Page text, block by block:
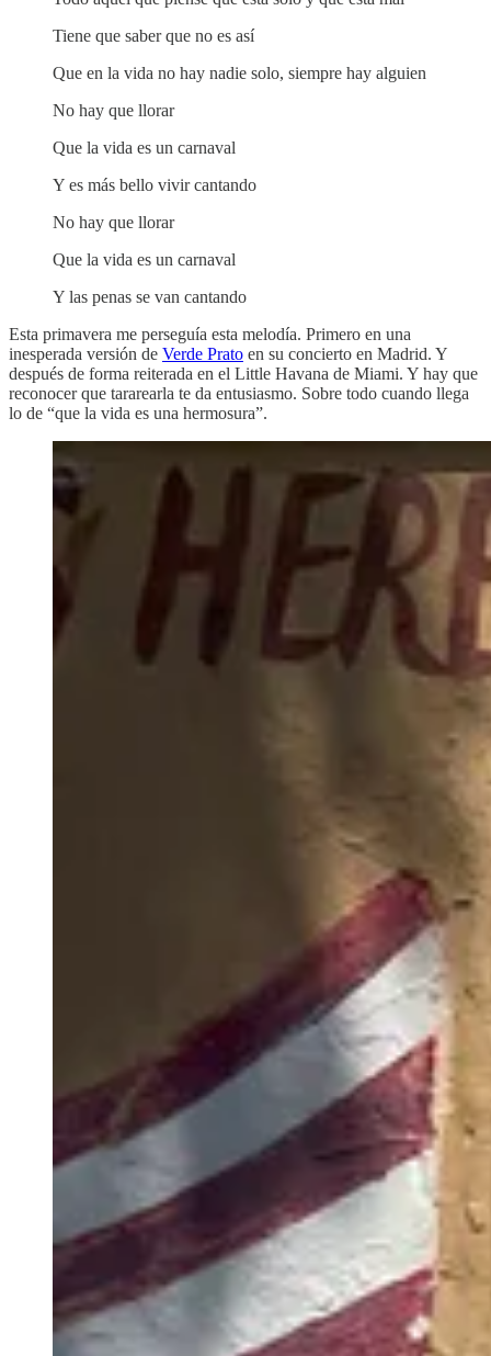
Tiene que saber que no es así
Que en la vida no hay nadie solo, siempre hay alguien
No hay que llorar
Que la vida es un carnaval
Y es más bello vivir cantando
No hay que llorar
Que la vida es un carnaval
Y las penas se van cantando
Esta primavera me perseguía esta melodía. Primero en una
inesperada versión de Verde Prato en su concierto en Madrid. Y
después de forma reiterada en el Little Havana de Miami. Y hay que
reconocer que tararearla te da entusiasmo. Sobre todo cuando llega
lo de “que la vida es una hermosura”.